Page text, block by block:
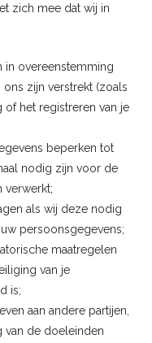
zich mee dat wij in
in overeenstemming
zijn verstrekt (zoals
of het registreren van je
beperken tot
nodig zijn voor de
verwerkt;
als wij deze nodig
persoonsgegevens;
maatregelen
van je
is;
aan andere partijen,
van de doeleinden